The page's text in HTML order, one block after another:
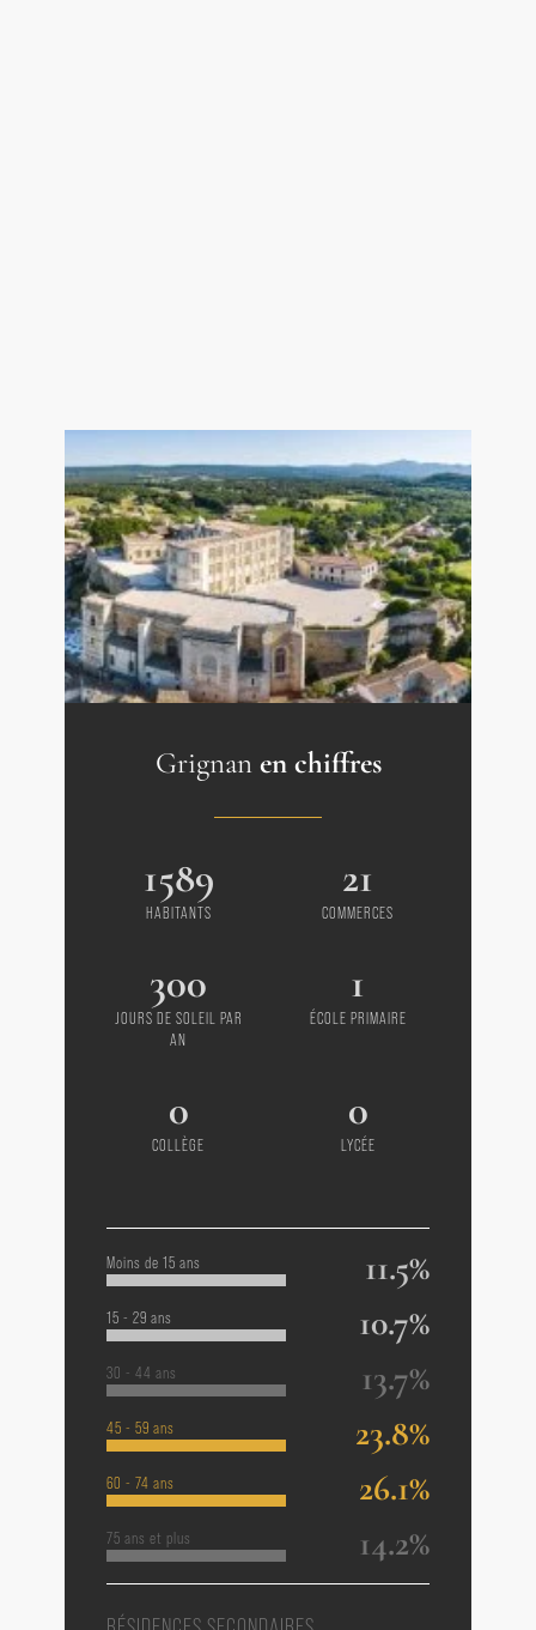
Grignan en chiffres
1589
HABITANTS
21
COMMERCES
300
JOURS DE SOLEIL PAR
AN
1
ÉCOLE PRIMAIRE
0
COLLÈGE
0
LYCÉE
Moins de 15 ans 11.5%
15 - 29 ans 10.7%
30 - 44 ans 13.7%
45 - 59 ans 23.8%
60 - 74 ans 26.1%
75 ans et plus 14.2%